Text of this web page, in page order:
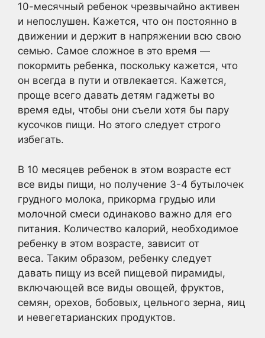
10-месячный ребенок чрезвычайно активен
и непослушен. Кажется, что он постоянно в
движении и держит в напряжении всю свою
семью. Самое сложное в это время —
покормить ребенка, поскольку кажется, что
он всегда в пути и отвлекается. Кажется,
проще всего давать детям гаджеты во
время еды, чтобы они съели хотя бы пару
кусочков пищи. Но этого следует строго
избегать.
В 10 месяцев ребенок в этом возрасте ест
все виды пищи, но получение 3-4 бутылочек
грудного молока, прикорма грудью или
молочной смеси одинаково важно для его
питания. Количество калорий, необходимое
ребенку в этом возрасте, зависит от
веса. Таким образом, ребенку следует
давать пищу из всей пищевой пирамиды,
включающей все виды овощей, фруктов,
семян, орехов, бобовых, цельного зерна, яиц
и невегетарианских продуктов.